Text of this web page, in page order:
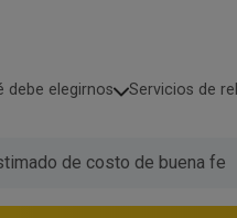
debe elegirnos Servicios de
de costo de buena fe